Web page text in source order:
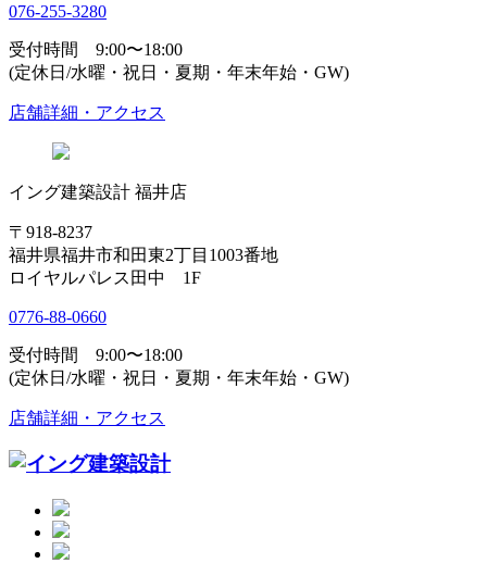
076-255-3280
受付時間 9:00〜18:00
(定休日/水曜・祝日・夏期・年末年始・GW)
店舗詳細・アクセス
イング建築設計 福井店
〒918-8237
福井県福井市和田東2丁目1003番地
ロイヤルパレス田中 1F
0776-88-0660
受付時間 9:00〜18:00
(定休日/水曜・祝日・夏期・年末年始・GW)
店舗詳細・アクセス